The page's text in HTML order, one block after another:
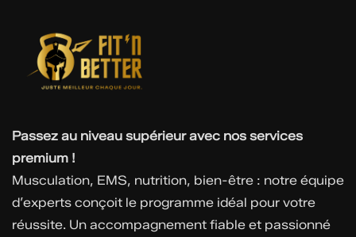
Passez au niveau supérieur avec nos services
premium !
Musculation, EMS, nutrition, bien-être : notre équipe
d’experts conçoit le programme idéal pour votre
réussite. Un accompagnement fiable et passionné